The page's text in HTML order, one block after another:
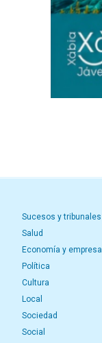
Sucesos y tribunales
Salud
Economía y empresa
Política
Cultura
Local
Sociedad
Social